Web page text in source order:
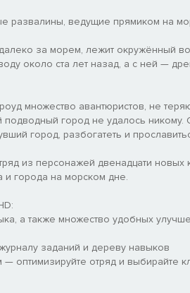
развалины, ведущие прямиком на
за морем, лежит окружённый
около ста лет назад, а с ней —
множество авантюристов, не
город не удалось никому.
город, разбогатеть и
из персонажей двенадцати новых
и города на морском дне.
а также множество удобных
заданий и дереву навыков
оптимизируйте отряд и выбирайте